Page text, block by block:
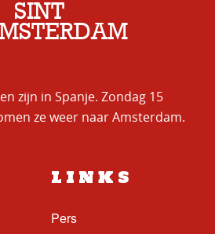
SINT
zijn in Spanje. Zondag 15
ze weer naar Amsterdam.
LINKS
Pers